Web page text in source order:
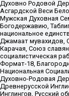
Духовно Родовой
Асгардской Веси
Мужская Духовная
Богодержавию,
национальное
Джамаат мувахидов,
Карачая, Союз
социалистическая
Формат-18,
Национальная
Духовно-Родовая
Древнерусской
Инглингов, Русский